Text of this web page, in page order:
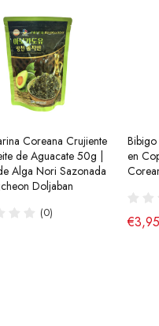
Coreana Crujiente
de Aguacate 50g |
Alga Nori Sazonada
Doljaban
(0)
Bibigo
en
€3,95
Buldak Sabor
Hala 140g SamYang
(10)
Halal
€2,75